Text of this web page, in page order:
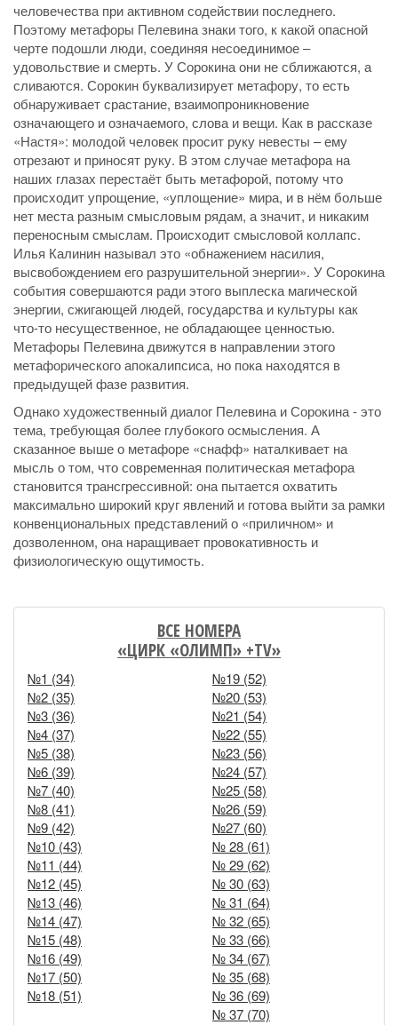
человечества при активном содействии последнего.
Поэтому метафоры Пелевина знаки того, к какой опасной
черте подошли люди, соединяя несоединимое –
удовольствие и смерть. У Сорокина они не сближаются, а
сливаются. Сорокин буквализирует метафору, то есть
обнаруживает срастание, взаимопроникновение
означающего и означаемого, слова и вещи. Как в рассказе
«Настя»: молодой человек просит руку невесты – ему
отрезают и приносят руку. В этом случае метафора на
наших глазах перестаёт быть метафорой, потому что
происходит упрощение, «уплощение» мира, и в нём больше
нет места разным смысловым рядам, а значит, и никаким
переносным смыслам. Происходит смысловой коллапс.
Илья Калинин называл это «обнажением наси­лия,
высвобождением его разрушительной энергии». У Сорокина
события совершаются ради этого выплеска магической
энергии, сжигающей людей, государства и культуры как
что-то несущественное, не обладающее ценностью.
Метафоры Пелевина движутся в направлении этого
метафорического апокалипсиса, но пока находятся в
предыдущей фазе развития.
Однако художественный диалог Пелевина и Сорокина - это
тема, требующая более глубокого осмысления. А
сказанное выше о метафоре «снафф» наталкивает на
мысль о том, что современная политическая метафора
становится трансгрессивной: она пытается охватить
максимально широкий круг явлений и готова выйти за рамки
конвенциональных представлений о «приличном» и
дозволенном, она наращивает провокативность и
физиологическую ощутимость.
ВСЕ НОМЕРА
«ЦИРК «ОЛИМП» +TV»
№1 (34)
№2 (35)
№3 (36)
№4 (37)
№5 (38)
№6 (39)
№7 (40)
№8 (41)
№9 (42)
№10 (43)
№11 (44)
№12 (45)
№13 (46)
№14 (47)
№15 (48)
№16 (49)
№17 (50)
№18 (51)
№19 (52)
№20 (53)
№21 (54)
№22 (55)
№23 (56)
№24 (57)
№25 (58)
№26 (59)
№27 (60)
№ 28 (61)
№ 29 (62)
№ 30 (63)
№ 31 (64)
№ 32 (65)
№ 33 (66)
№ 34 (67)
№ 35 (68)
№ 36 (69)
№ 37 (70)